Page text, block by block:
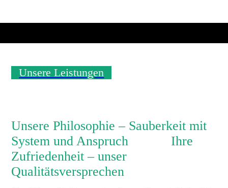
Unsere Leistungen
Unsere Philosophie – Sauberkeit mit
System und Anspruch Ihre
Zufriedenheit – unser
Qualitätsversprechen